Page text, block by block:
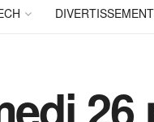
DIVERTISSEMENT
26